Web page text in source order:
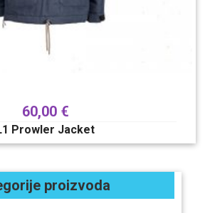
60,00 €
Prowler Jacket
proizvoda